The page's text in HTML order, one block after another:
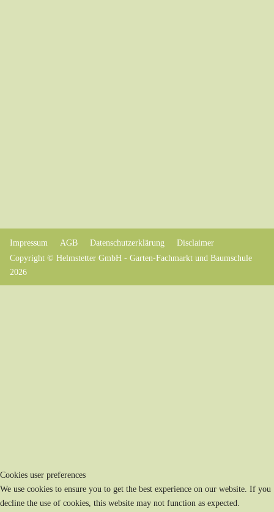
Impressum AGB Datenschutzerklärung
Disclaimer
Copyright © Helmstetter GmbH - Garten-Fachmarkt und Baumschule
2026
Cookies user preferences
We use cookies to ensure you to get the best experience on our website. If you
decline the use of cookies, this website may not function as expected.